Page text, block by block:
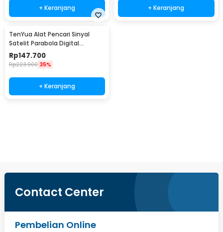
+ Keranjang + Keranjang
TenYua Alat Pencari Sinyal
Satelit Parabola Digital
Satellite Finder - SF-95DR
Rp147.700
Rp223.900 35%
+ Keranjang
Contact Center
Pembelian Online